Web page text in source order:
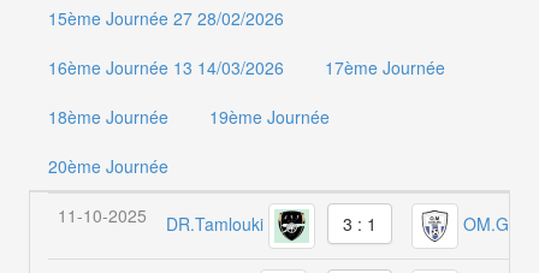
15ème Journée 27 28/02/2026
16ème Journée 13 14/03/2026 17ème Journée
18ème Journée 19ème Journée
20ème Journée
11-10-2025 DR.Tamlouki 3 : 1